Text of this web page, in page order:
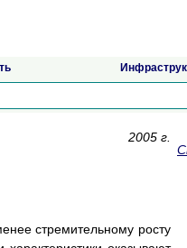
2005 г.
стремительному росту